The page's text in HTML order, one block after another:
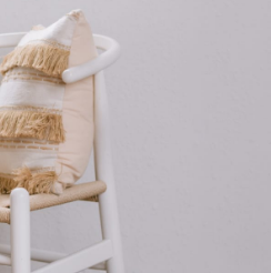
iste
quae
et quasi
sunt
ipsam